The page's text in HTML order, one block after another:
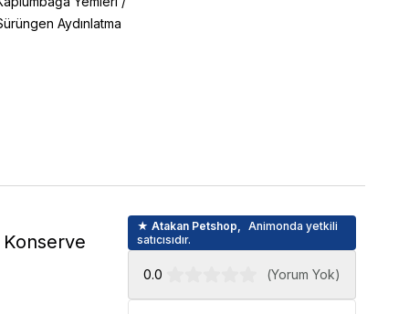
Aydınlatma
Konserve
★ Atakan Petshop,
Animonda yetkili
satıcısıdır.
0.0 (Yorum Yok)